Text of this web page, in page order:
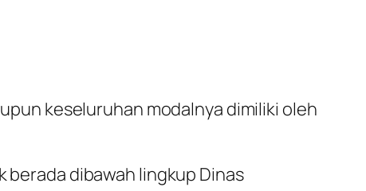
keseluruhan modalnya dimiliki oleh
berada dibawah lingkup Dinas